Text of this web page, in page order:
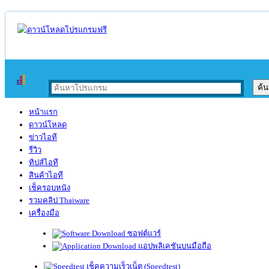
หน้าแรก
ดาวน์โหลด
ข่าวไอที
รีวิว
ทิปส์ไอที
สินค้าไอที
เช็ครอบหนัง
รวมคลิป Thaiware
เครื่องมือ
ซอฟต์แวร์
แอปพลิเคชันบนมือถือ
เช็คความเร็วเน็ต (Speedtest)